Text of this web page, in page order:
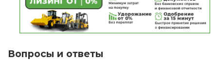
Вопросы и ответы